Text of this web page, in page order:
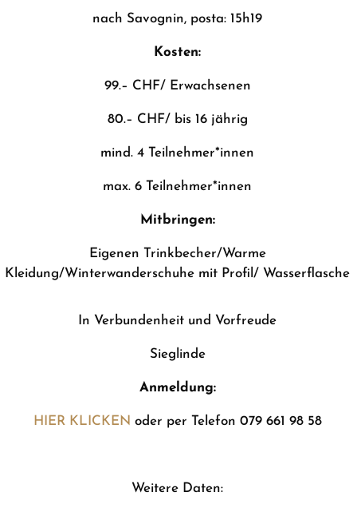
nach Savognin, posta: 15h19
Kosten:
99.– CHF/ Erwachsenen
80.– CHF/ bis 16 jährig
mind. 4 Teilnehmer*innen
max. 6 Teilnehmer*innen
Mitbringen:
Eigenen Trinkbecher/Warme
Kleidung/Winterwanderschuhe mit Profil/ Wasserflasche
In Verbundenheit und Vorfreude
Sieglinde
Anmeldung:
HIER KLICKEN oder per Telefon 079 661 98 58
Weitere Daten: